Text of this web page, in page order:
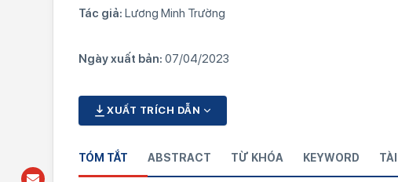
Tác giả: Lương Minh Trường
Ngày xuất bản: 07/04/2023
XUẤT TRÍCH DẪN
TÓM TẮT ABSTRACT TỪ KHÓA KEYWORD